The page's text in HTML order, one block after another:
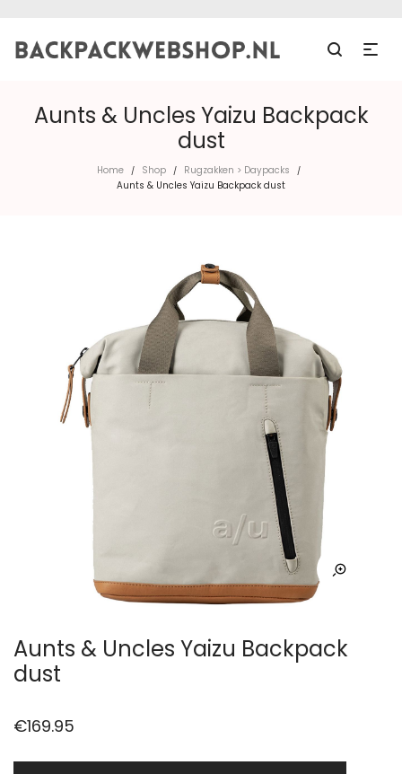
Aunts & Uncles Yaizu Backpack
dust
Home / Shop / Rugzakken > Daypacks /
Aunts & Uncles Yaizu Backpack dust
Aunts & Uncles Yaizu Backpack
dust
€169.95